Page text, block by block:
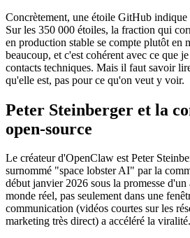
Concrètement, une étoile GitHub indique
Sur les 350 000 étoiles, la fraction qui
en production stable se compte plutôt en
beaucoup, et c'est cohérent avec ce que
contacts techniques. Mais il faut savoir
qu'elle est, pas pour ce qu'on veut y voir.
Peter Steinberger et la
open-source
Le créateur d'OpenClaw estPeter
surnommé "space lobster AI" par la
début janvier 2026 sous la promesse
monde réel, pas seulement dans une
communication (vidéos courtes sur les
marketing très direct) a accéléré la viralité.